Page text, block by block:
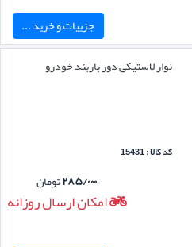
جزییات و خرید ...
نوار لاستیکی دور باربند خودرو
کد کالا : 15431
۲۸۵/۰۰۰تومان
امکان ارسال روزانه